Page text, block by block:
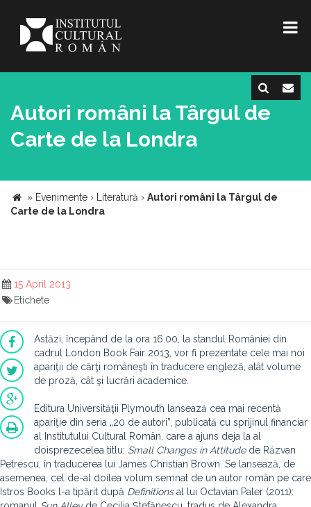
Autori români la Târgul de
Carte de la Londra
» Evenimente › Literatură › Autori români la Târgul de
Carte de la Londra
15 April 2013
Etichete
Astăzi, începând de la ora 16.00, la standul României din
cadrul London Book Fair 2013, vor fi prezentate cele mai noi
apariţii de cărţi româneşti în traducere engleză, atât volume
de proză, cât şi lucrări academice.
Editura Universităţii Plymouth lansează cea mai recentă
apariţie din seria „20 de autori”, publicată cu sprijinul financiar
al Institutului Cultural Român, care a ajuns deja la al
doisprezecelea titlu: Small Changes in Attitude de Răzvan
Petrescu, în traducerea lui James Christian Brown. Se lansează, de
asemenea, cel de-al doilea volum semnat de un autor român pe care
Istros Books l-a tipărit după Definitionsal lui Octavian Paler (2011):